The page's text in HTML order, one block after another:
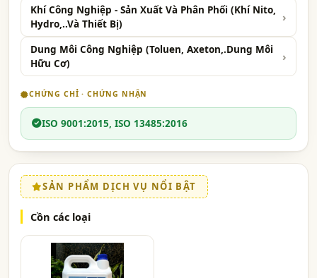
Khí Công Nghiệp - Sản Xuất Và Phân Phối (Khí Nito,
Hydro,..Và Thiết Bị)
Dung Môi Công Nghiệp (Toluen, Axeton,.Dung Môi
Hữu Cơ)
CHỨNG CHỈ · CHỨNG NHẬN
ISO 9001:2015, ISO 13485:2016
SẢN PHẨM DỊCH VỤ NỔI BẬT
Cồn các loại